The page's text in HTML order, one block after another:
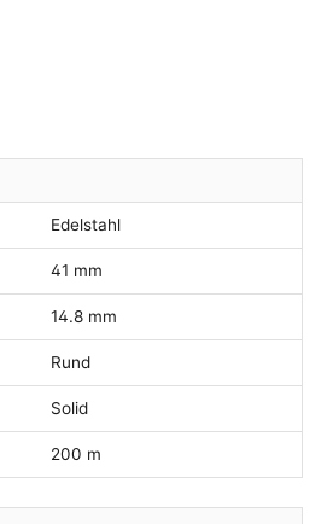
Edelstahl
41 mm
14.8 mm
Rund
Solid
200 m